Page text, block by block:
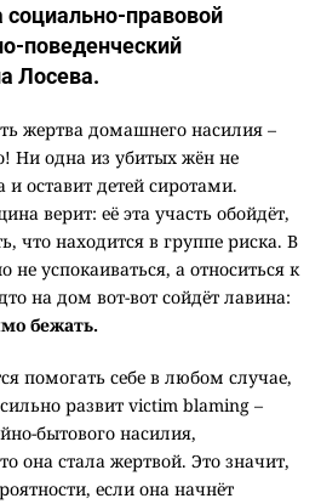
правовой
поведенческий
Лосева.
жертва домашнего насилия –
Ни одна из убитых жëн не
и оставит детей сиротами.
верит: её эта участь обойдёт,
что находится в группе риска. В
успокаиваться, а относиться к
на дом вот-вот сойдёт лавина:
бежать.
помогать себе в любом случае,
развит victim blaming –
бытового насилия,
она стала жертвой. Это значит,
если она начнёт